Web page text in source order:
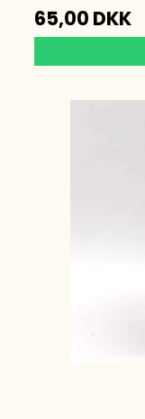
65,00 DKK